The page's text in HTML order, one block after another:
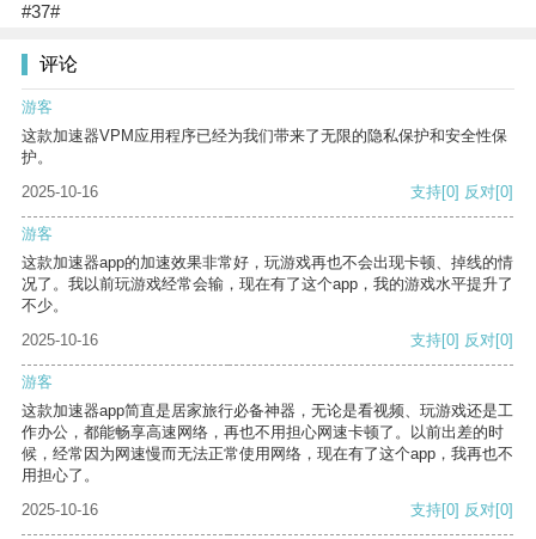
#37#
评论
游客
这款加速器VPM应用程序已经为我们带来了无限的隐私保护和安全性保
护。
2025-10-16
支持[0] 反对[0]
游客
这款加速器app的加速效果非常好，玩游戏再也不会出现卡顿、掉线的情
况了。我以前玩游戏经常会输，现在有了这个app，我的游戏水平提升了
不少。
2025-10-16
支持[0] 反对[0]
游客
这款加速器app简直是居家旅行必备神器，无论是看视频、玩游戏还是工
作办公，都能畅享高速网络，再也不用担心网速卡顿了。以前出差的时
候，经常因为网速慢而无法正常使用网络，现在有了这个app，我再也不
用担心了。
2025-10-16
支持[0] 反对[0]